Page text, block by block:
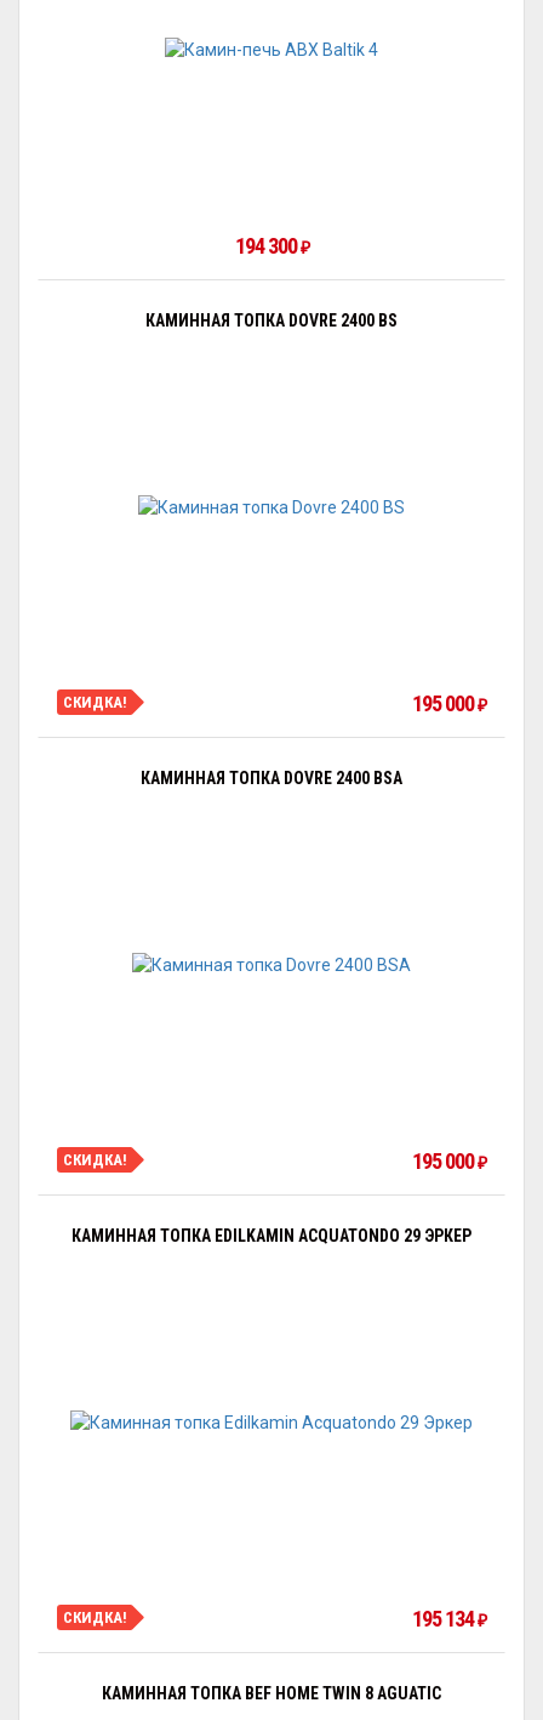
194 300₽
КАМИННАЯ ТОПКА DOVRE 2400 BS
СКИДКА! 195 000₽
КАМИННАЯ ТОПКА DOVRE 2400 BSA
СКИДКА! 195 000₽
КАМИННАЯ ТОПКА EDILKAMIN ACQUATONDO 29 ЭРКЕР
СКИДКА! 195 134₽
КАМИННАЯ ТОПКА BEF HOME TWIN 8 AGUATIC